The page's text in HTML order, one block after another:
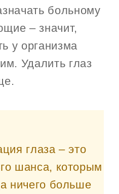
больному
– значит,
у организма
Удалить глаз
глаза – это
шанса, которым
ничего больше